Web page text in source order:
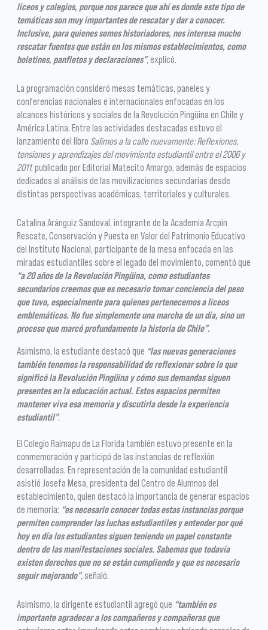
liceos y colegios, porque nos parece que ahí es donde este tipo de
temáticas son muy importantes de rescatar y dar a conocer.
Inclusive, para quienes somos historiadores, nos interesa mucho
rescatar fuentes que están en los mismos establecimientos, como
boletines, panfletos y declaraciones”, explicó.
La programación consideró mesas temáticas, paneles y
conferencias nacionales e internacionales enfocadas en los
alcances históricos y sociales de la Revolución Pingüina en Chile y
América Latina. Entre las actividades destacadas estuvo el
lanzamiento del libro Salimos a la calle nuevamente: Reflexiones,
tensiones y aprendizajes del movimiento estudiantil entre el 2006 y
2011, publicado por Editorial Matecito Amargo, además de espacios
dedicados al análisis de las movilizaciones secundarias desde
distintas perspectivas académicas, territoriales y culturales.
Catalina Aránguiz Sandoval, integrante de la Academia Arcpin
Rescate, Conservación y Puesta en Valor del Patrimonio Educativo
del Instituto Nacional, participante de la mesa enfocada en las
miradas estudiantiles sobre el legado del movimiento, comentó que
“a 20 años de la Revolución Pingüina, como estudiantes
secundarios creemos que es necesario tomar conciencia del peso
que tuvo, especialmente para quienes pertenecemos a liceos
emblemáticos. No fue simplemente una marcha de un día, sino un
proceso que marcó profundamente la historia de Chile”.
Asimismo, la estudiante destacó que “las nuevas generaciones
también tenemos la responsabilidad de reflexionar sobre lo que
significó la Revolución Pingüina y cómo sus demandas siguen
presentes en la educación actual. Estos espacios permiten
mantener viva esa memoria y discutirla desde la experiencia
estudiantil”.
El Colegio Raimapu de La Florida también estuvo presente en la
conmemoración y participó de las instancias de reflexión
desarrolladas. En representación de la comunidad estudiantil
asistió Josefa Mesa, presidenta del Centro de Alumnos del
establecimiento, quien destacó la importancia de generar espacios
de memoria: “es necesario conocer todas estas instancias porque
permiten comprender las luchas estudiantiles y entender por qué
hoy en día los estudiantes siguen teniendo un papel constante
dentro de las manifestaciones sociales. Sabemos que todavía
existen derechos que no se están cumpliendo y que es necesario
seguir mejorando”, señaló.
Asimismo, la dirigente estudiantil agregó que “también es
importante agradecer a los compañeros y compañeras que